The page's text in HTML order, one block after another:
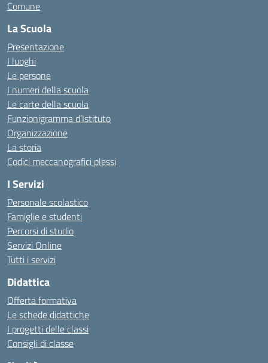
Comune
La Scuola
Presentazione
I luoghi
Le persone
I numeri della scuola
Le carte della scuola
Funzionigramma d’Istituto
Organizzazione
La storia
Codici meccanografici plessi
I Servizi
Personale scolastico
Famiglie e studenti
Percorsi di studio
Servizi Online
Tutti i servizi
Didattica
Offerta formativa
Le schede didattiche
I progetti delle classi
Consigli di classe